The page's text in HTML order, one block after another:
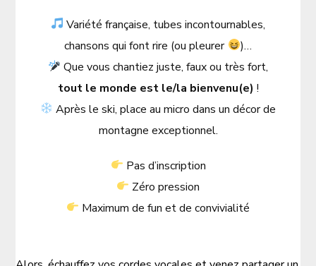
Variété française, tubes incontournables,
chansons qui font rire (ou pleurer
)…
Que vous chantiez juste, faux ou très fort,
tout le monde est le/la bienvenu(e) !
Après le ski, place au micro dans un décor de
montagne exceptionnel.
Pas d’inscription
Zéro pression
Maximum de fun et de convivialité